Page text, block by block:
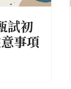
試初
事項